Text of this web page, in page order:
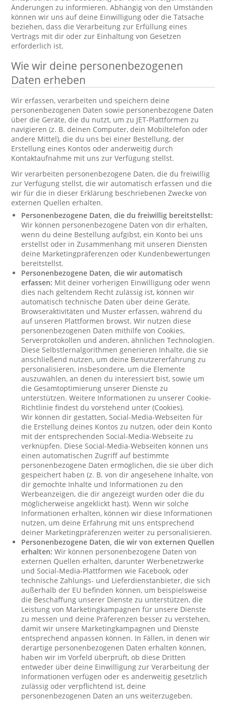
Änderungen zu informieren. Abhängig von den Umständen
können wir uns auf deine Einwilligung oder die Tatsache
beziehen, dass die Verarbeitung zur Erfüllung eines
Vertrags mit dir oder zur Einhaltung von Gesetzen
erforderlich ist.
Wie wir deine personenbezogenen
Daten erheben
Wir erfassen, verarbeiten und speichern deine
personenbezogenen Daten sowie personenbezogene Daten
über die Geräte, die du nutzt, um zu JET-Plattformen zu
navigieren (z. B. deinen Computer, dein Mobiltelefon oder
andere Mittel), die du uns bei einer Bestellung, der
Erstellung eines Kontos oder anderweitig durch
Kontaktaufnahme mit uns zur Verfügung stellst.
Wir verarbeiten personenbezogene Daten, die du freiwillig
zur Verfügung stellst, die wir automatisch erfassen und die
wir für die in dieser Erklärung beschriebenen Zwecke von
externen Quellen erhalten.
Personenbezogene Daten, die du freiwillig bereitstellst:
Wir können personenbezogene Daten von dir erhalten,
wenn du deine Bestellung aufgibst, ein Konto bei uns
erstellst oder in Zusammenhang mit unseren Diensten
deine Marketingpräferenzen oder Kundenbewertungen
bereitstellst.
Personenbezogene Daten, die wir automatisch
erfassen: Mit deiner vorherigen Einwilligung oder wenn
dies nach geltendem Recht zulässig ist, können wir
automatisch technische Daten über deine Geräte,
Browseraktivitäten und Muster erfassen, während du
auf unseren Plattformen browst. Wir nutzen diese
personenbezogenen Daten mithilfe von Cookies,
Serverprotokollen und anderen, ähnlichen Technologien.
Diese Selbstlernalgorithmen generieren Inhalte, die sie
anschließend nutzen, um deine Benutzererfahrung zu
personalisieren, insbesondere, um die Elemente
auszuwählen, an denen du interessiert bist, sowie um
die Gesamtoptimierung unserer Dienste zu
unterstützen. Weitere Informationen zu unserer Cookie-
Richtlinie findest du vorstehend unter (Cookies).
Wir können dir gestatten, Social-Media-Webseiten für
die Erstellung deines Kontos zu nutzen, oder dein Konto
mit der entsprechenden Social-Media-Webseite zu
verknüpfen. Diese Social-Media-Webseiten können uns
einen automatischen Zugriff auf bestimmte
personenbezogene Daten ermöglichen, die sie über dich
gespeichert haben (z. B. von dir angesehene Inhalte, von
dir gemochte Inhalte und Informationen zu den
Werbeanzeigen, die dir angezeigt wurden oder die du
möglicherweise angeklickt hast). Wenn wir solche
Informationen erhalten, können wir diese Informationen
nutzen, um deine Erfahrung mit uns entsprechend
deiner Marketingpräferenzen weiter zu personalisieren.
Personenbezogene Daten, die wir von externen Quellen
erhalten: Wir können personenbezogene Daten von
externen Quellen erhalten, darunter Werbenetzwerke
und Social-Media-Plattformen wie Facebook, oder
technische Zahlungs- und Lieferdienstanbieter, die sich
außerhalb der EU befinden können, um beispielsweise
die Beschaffung unserer Dienste zu unterstützen, die
Leistung von Marketingkampagnen für unsere Dienste
zu messen und deine Präferenzen besser zu verstehen,
damit wir unsere Marketingkampagnen und Dienste
entsprechend anpassen können. In Fällen, in denen wir
derartige personenbezogenen Daten erhalten können,
haben wir im Vorfeld überprüft, ob diese Dritten
entweder über deine Einwilligung zur Verarbeitung der
Informationen verfügen oder es anderweitig gesetzlich
zulässig oder verpflichtend ist, deine
personenbezogenen Daten an uns weiterzugeben.